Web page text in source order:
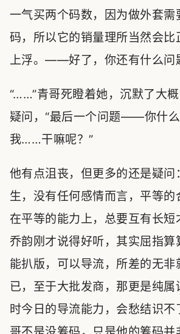
一气买两个码数，因为做外套需
码，所以它的销量理所当然会比
上浮。——好了，你还有什么问
“……”青哥死瞪着她，沉默了大
疑问，“最后一个问题——你什
我……干嘛呢？”
他有点沮丧，但更多的还是疑问
生，没有任何感情而言，平等的
在平等的能力上，总要互有长短
乔韵刚才说得好听，其实屈指算
能扒版，可以导流，所差的无非
已，至于大批发商，那更是纯属
时今日的导流能力，会愁结识不